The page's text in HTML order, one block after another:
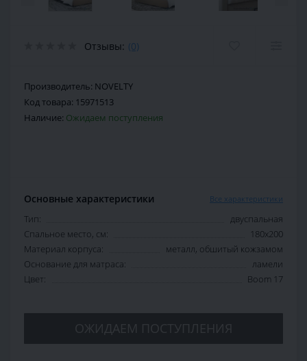
Отзывы: (0)
Производитель: NOVELTY
Код товара: 15971513
Наличие: Ожидаем поступления
Основные характеристики Все характеристики
Тип:
двуспальная
Спальное место, см:
180х200
Материал корпуса:
металл, обшитый кожзамом
Основание для матраса:
ламели
Цвет:
Boom 17
ОЖИДАЕМ ПОСТУПЛЕНИЯ